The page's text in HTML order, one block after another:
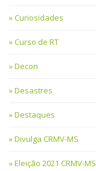
Curiosidades
Curso de RT
Decon
Desastres
Destaques
Divulga CRMV-MS
Eleição 2021 CRMV-MS